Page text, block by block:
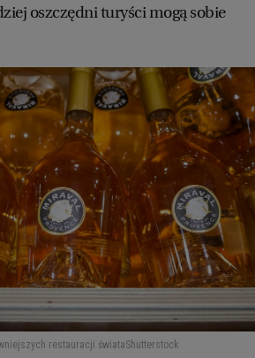
oszczędni turyści mogą sobie
restauracji świataShutterstock